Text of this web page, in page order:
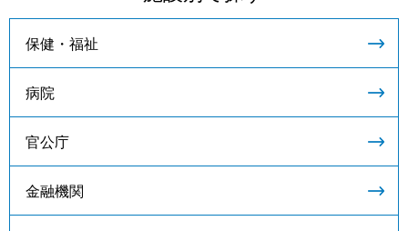
保健・福祉
病院
官公庁
金融機関